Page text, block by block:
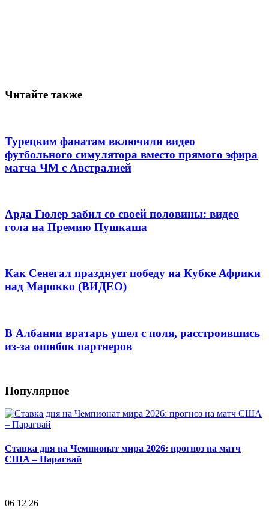
Читайте также
Турецким фанатам включили видео
футбольного симулятора вместо прямого эфира
матча ЧМ с Австралией
Арда Гюлер забил со своей половины: видео
гола на Премию Пушкаша
Как Сенегал празднует победу на Кубке Африки
над Марокко (ВИДЕО)
В Албании вратарь ушел с поля, расстроившись
из-за ошибок партнеров
Популярное
Ставка дня на Чемпионат мира 2026: прогноз на матч
США – Парагвай
06 12 26